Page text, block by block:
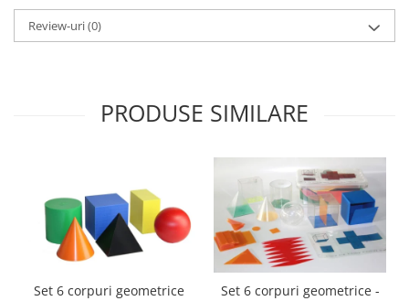
Review-uri(0)
PRODUSE SIMILARE
Set 6 corpuri geometrice
Set 6 corpuri geometrice -